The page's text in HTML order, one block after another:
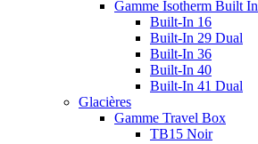
Gamme Isotherm Built In
Built-In 16
Built-In 29 Dual
Built-In 36
Built-In 40
Built-In 41 Dual
Glacières
Gamme Travel Box
TB15 Noir